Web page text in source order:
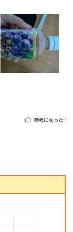
参考になった！